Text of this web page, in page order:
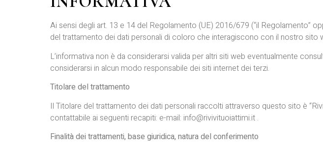
Ai sensi degli art. 13 e 14 del Regolamento (UE) 2016/679 (“il Regolamento”
del trattamento dei dati personali di coloro che interagiscono con il nostro sito
L’informativa non è da considerarsi valida per altri siti web eventualmente
considerarsi in alcun modo responsabile dei siti internet dei terzi.
Titolare del trattamento
Il Titolare del trattamento dei dati personali raccolti attraverso questo sito è
contattabile ai seguenti recapiti: e-mail: info@rivivituoiattimi.it .
Finalità dei trattamenti, base giuridica, natura del conferimento